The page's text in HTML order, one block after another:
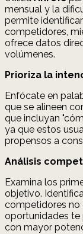
mensual y la
permite
competidores,
ofrece datos
volúmenes.
Prioriza la
Enfócate en
que se alineen
que incluyan
ya que estos
propensos a
Análisis
Examina los
objetivo.
competidores no
oportunidades te
con mayor